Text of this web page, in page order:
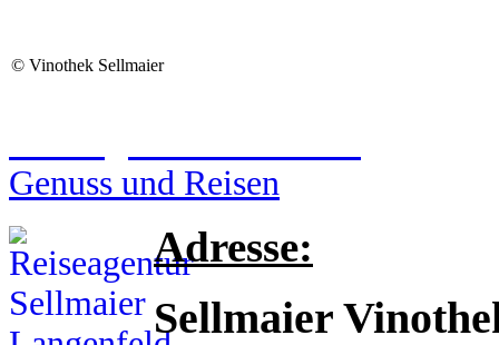
© Vinothek Sellmaier
Genuss und Reisen
Adresse:
Sellmaier